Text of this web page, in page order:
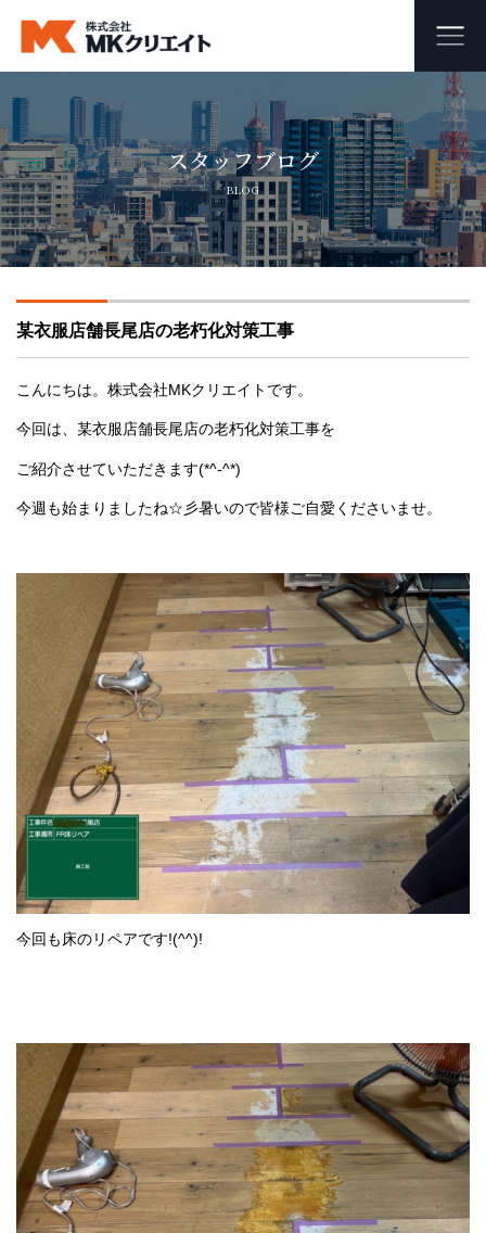
ホーム
MKクリエイトのワンストップ自社施工
ビル・マンション・商業施設の大規模修繕工事
外壁塗装・防水工事
オフィス・店舗の内装リフォーム・リノベーション
足場組み立て・解体工事
採用情報
お問い合わせ
施工事例
お知らせ
スタッフブログ
スタッフブログ
BLOG
某衣服店舗長尾店の老朽化対策工事
こんにちは。株式会社MKクリエイトです。
今回は、某衣服店舗長尾店の老朽化対策工事を
ご紹介させていただきます(*^-^*)
今週も始まりましたね☆彡暑いので皆様ご自愛くださいませ。
今回も床のリペアです!(^^)!